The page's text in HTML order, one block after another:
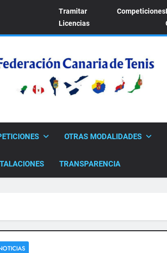
Tramitar
Licencias
Competiciones
OTRAS MODALIDADES
TRANSPARENCIA